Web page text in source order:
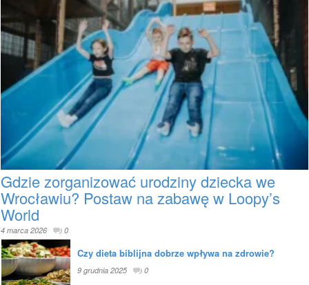
Gdzie zorganizować urodziny dziecka we
Wrocławiu? Postaw na zabawę w Loopy’s
World
4 marca 2026 0
Czy dieta biblijna dobrze wpływa na zdrowie?
9 grudnia 2025 0